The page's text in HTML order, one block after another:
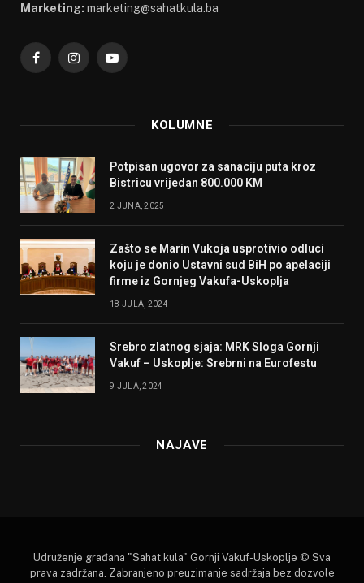
Marketing: marketing@sahatkula.ba
FacebookInstagramYouTube
KOLUMNE
Potpisan ugovor za sanaciju puta kroz
Bistricu vrijedan 800.000 KM
2 JUNA, 2025
Zašto se Marin Vukoja usprotivio odluci
koju je donio Ustavni sud BiH po apelaciji
firme iz Gornjeg Vakufa-Uskoplja
18 JULA, 2024
Srebro zlatnog sjaja: MRK Sloga Gornji
Vakuf – Uskoplje: Srebrni na Eurofestu
9 JULA, 2024
NAJAVE
Udruženje građana "Sahat kula" Gornji Vakuf-Uskoplje © Sva
prava zadržana. Zabranjeno preuzimanje sadržaja bez dozvole